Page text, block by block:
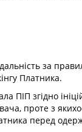
за
Платника.
ПІП згідно
проте з
перед